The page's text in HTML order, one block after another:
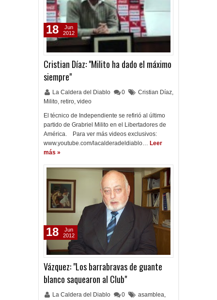
Cristian Díaz: "Milito ha dado el máximo
siempre"
La Caldera del Diablo 0 Cristian Díaz,
Milito, retiro, video
El técnico de Independiente se refirió al último
partido de Grabriel Milito en el Libertadores de
América. Para ver más videos exclusivos:
www.youtube.com/lacalderadeldiablo… Leer
más »
18
Jun
2012
Vázquez: "Los barrabravas de guante
blanco saquearon al Club"
La Caldera del Diablo 0 asamblea,
18
Jun
2012